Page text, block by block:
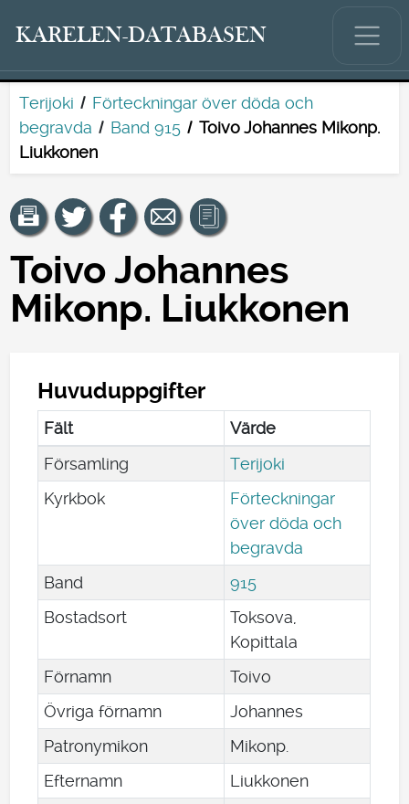
KARELEN-DATABASEN
Terijoki
Förteckningar över döda och
begravda
Band 915
Toivo Johannes Mikonp.
Liukkonen
Toivo Johannes
Mikonp. Liukkonen
Huvuduppgifter
Fält
Värde
Församling
Terijoki
Kyrkbok
Förteckningar
över döda och
begravda
Band
915
Bostadsort
Toksova,
Kopittala
Förnamn
Toivo
Övriga förnamn
Johannes
Patronymikon
Mikonp.
Efternamn
Liukkonen